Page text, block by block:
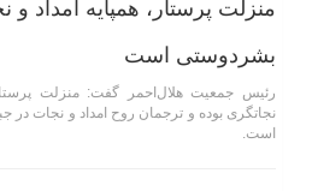
منزلت پرستار، همپایه امداد و
بشردوستی است
رئیس جمعیت هلال‌احمر گفت: منزلت
نجاتگری بوده و ترجمان روح امداد و نجات
است.